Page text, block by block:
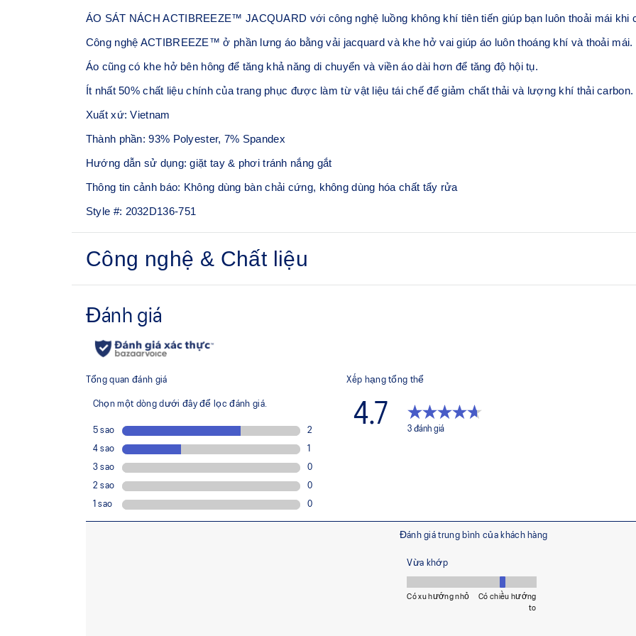
ÁO SÁT NÁCH ACTIBREEZE™ JACQUARD với công nghệ luồng không khí tiên tiến giúp bạn luôn thoải mái khi
Công nghệ ACTIBREEZE™ ở phần lưng áo bằng vải jacquard và khe hở vai giúp áo luôn thoáng khí và thoải mái.
Áo cũng có khe hở bên hông để tăng khả năng di chuyển và viền áo dài hơn để tăng độ hội tụ.
Ít nhất 50% chất liệu chính của trang phục được làm từ vật liệu tái chế để giảm chất thải và lượng khí thải carbon.
Xuất xứ: Vietnam
Thành phần: 93% Polyester, 7% Spandex
Hướng dẫn sử dụng: giặt tay & phơi tránh nắng gắt
Thông tin cảnh báo: Không dùng bàn chải cứng, không dùng hóa chất tẩy rửa
Style #: 2032D136-751
Công nghệ & Chất liệu
Giúp bạn luôn thoải mái
Công nghệ kết nối body-mapping chiến lược
Giúp cải thiện khả năng thoáng khí
Khô nhanh